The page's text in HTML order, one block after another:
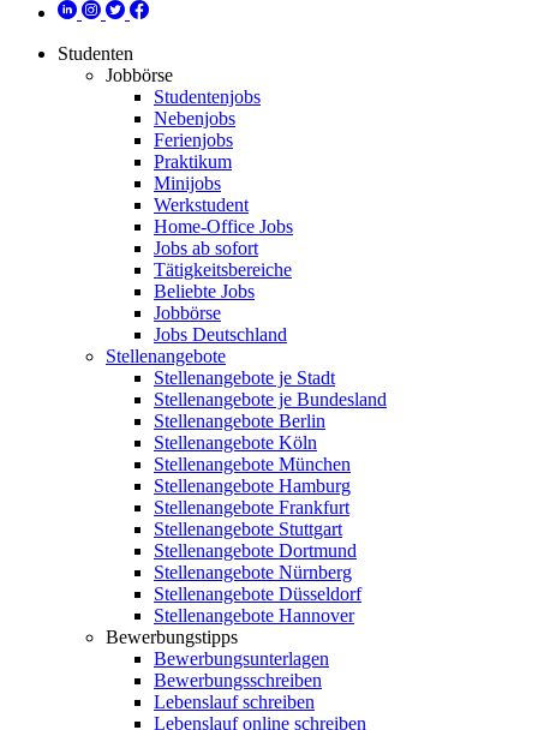
Studenten
Jobbörse
Studentenjobs
Nebenjobs
Ferienjobs
Praktikum
Minijobs
Werkstudent
Home-Office Jobs
Jobs ab sofort
Tätigkeitsbereiche
Beliebte Jobs
Jobbörse
Jobs Deutschland
Stellenangebote
Stellenangebote je Stadt
Stellenangebote je Bundesland
Stellenangebote Berlin
Stellenangebote Köln
Stellenangebote München
Stellenangebote Hamburg
Stellenangebote Frankfurt
Stellenangebote Stuttgart
Stellenangebote Dortmund
Stellenangebote Nürnberg
Stellenangebote Düsseldorf
Stellenangebote Hannover
Bewerbungstipps
Bewerbungsunterlagen
Bewerbungsschreiben
Lebenslauf schreiben
Lebenslauf online schreiben